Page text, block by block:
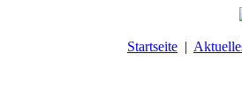
Startseite |